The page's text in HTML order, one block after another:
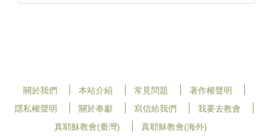
關於我們 本站介紹 常見問題
著作權聲明
隱私權聲明
關於奉獻 寫信給我們
我要去教會
真耶穌教會(臺灣)
真耶穌教會(海外)